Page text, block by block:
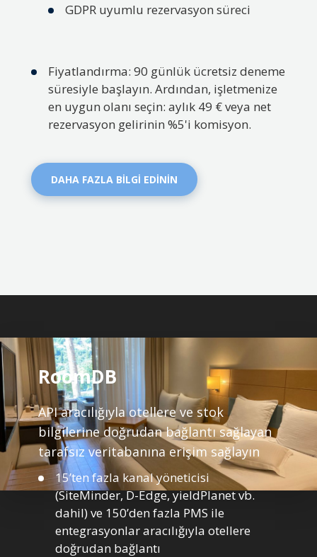
GDPR uyumlu rezervasyon süreci
Fiyatlandırma: 90 günlük ücretsiz deneme
süresiyle başlayın. Ardından, işletmenize
en uygun olanı seçin: aylık 49 € veya net
rezervasyon gelirinin %5'i komisyon.
DAHA FAZLA BİLGİ EDİNİN
RoomDB
API aracılığıyla otellere ve stok
bilgilerine doğrudan bağlantı sağlayan
tarafsız veritabanına erişim sağlayın
15’ten fazla kanal yöneticisi
(SiteMinder, D-Edge, yieldPlanet vb.
dahil) ve 150’den fazla PMS ile
entegrasyonlar aracılığıyla otellere
doğrudan bağlantı